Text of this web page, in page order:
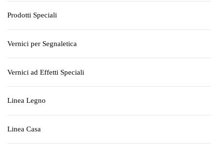
Prodotti Speciali
Vernici per Segnaletica
Vernici ad Effetti Speciali
Linea Legno
Linea Casa